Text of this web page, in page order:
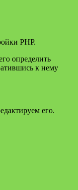
PHP.
определить
к нему
его.